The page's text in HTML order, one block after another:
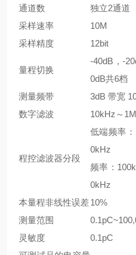
通道数
独立2通道
采样速率
10M
采样精度
12bit
量程切换
-40dB，-
0dB共6档
测量频带
3dB 带宽
数字滤波
10kHz～
程控滤波器分段
低端频率
0kHz
频率：
0kHz
本量程非线性误差 10%
测量范围
灵敏度
0.1pC